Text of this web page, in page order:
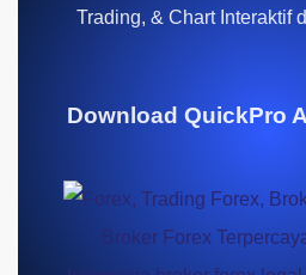
Trading, & Chart Interaktif
Download QuickPro